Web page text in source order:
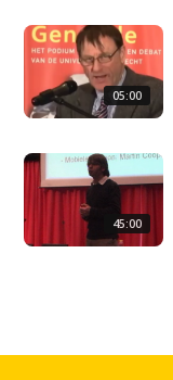
05:00
45:00